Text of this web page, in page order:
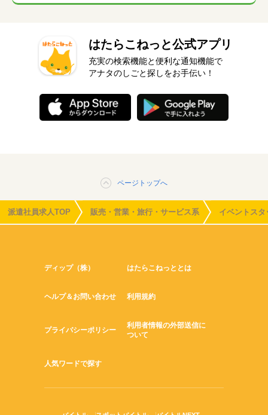
はたらこねっと公式アプリ
充実の検索機能と便利な通知機能で
アナタのしごと探しをお手伝い！
ページトップへ
派遣社員求人TOP 販売・営業・旅行・サービス系 イベントスタ
ディップ（株） はたらこねっととは
ヘルプ＆お問い合わせ 利用規約
プライバシーポリシー
利用者情報の外部送信に
ついて
人気ワードで探す